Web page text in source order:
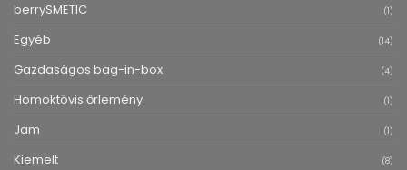
berrySMETIC (1)
Egyéb (14)
Gazdaságos bag-in-box (4)
Homoktövis őrlemény (1)
Jam (1)
Kiemelt (8)